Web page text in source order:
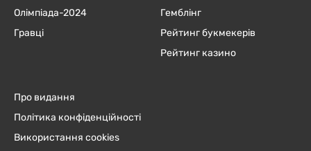
Олімпіада-2024
Гравці
Гемблінг
Рейтинг букмекерів
Рейтинг казино
Про видання
Політика конфіденційності
Використання cookies